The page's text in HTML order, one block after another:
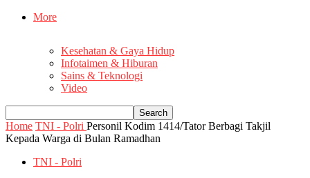
More
Kesehatan & Gaya Hidup
Infotaimen & Hiburan
Sains & Teknologi
Video
Home TNI - Polri Personil Kodim 1414/Tator Berbagi Takjil
Kepada Warga di Bulan Ramadhan
TNI - Polri